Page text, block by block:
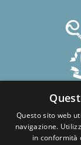
Abbazia
tel.:+39
Questo sito web
navigazione.
in conformità